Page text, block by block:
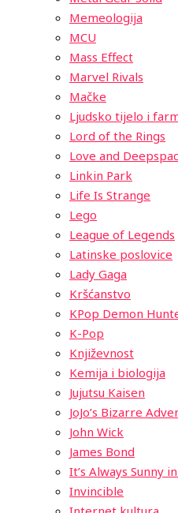
Memeologija
MCU
Mass Effect
Marvel Rivals
Mačke
Ljudsko tijelo i
Lord of the Rings
Love and
Linkin Park
Life Is Strange
Lego
League of Legends
Latinske poslovice
Lady Gaga
Kršćanstvo
KPop Demon
K-Pop
Književnost
Kemija i biologija
Jujutsu Kaisen
JoJo’s Bizarre
John Wick
James Bond
It’s Always Sunny
Invincible